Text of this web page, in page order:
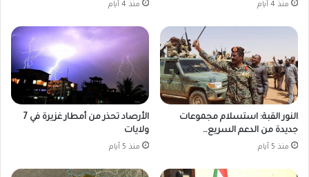
منذ 4 أيام منذ 4 أيام
النور القبة: استسلام مجموعات
جديدة من الدعم السريع…
منذ 5 أيام
الأرصاد تحذر من أمطار غزيرة في 7
ولايات
منذ 5 أيام